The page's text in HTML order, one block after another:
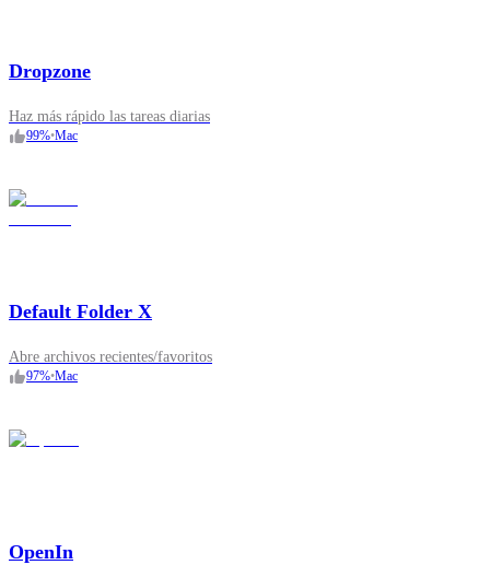
Dropzone
Haz más rápido las tareas diarias
99%•Mac
Default Folder X
Abre archivos recientes/favoritos
97%•Mac
OpenIn